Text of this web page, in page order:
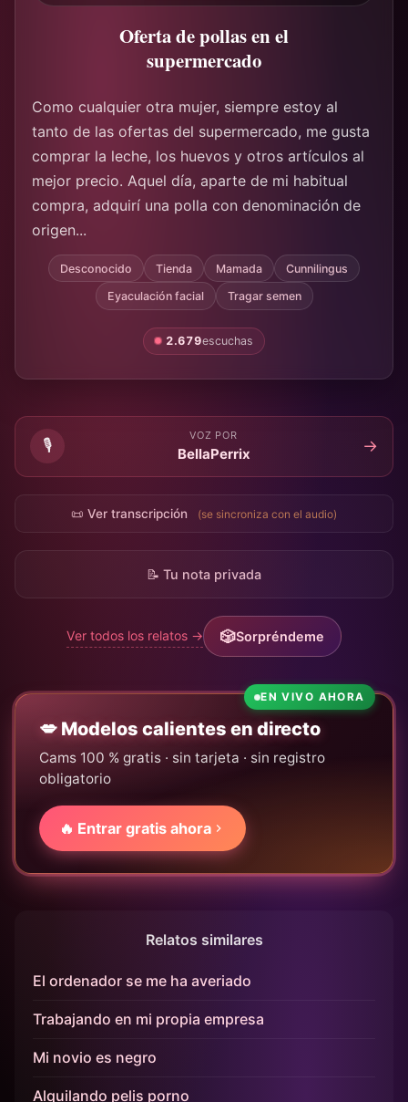
Oferta de pollas en el
supermercado
Como cualquier otra mujer, siempre estoy al
tanto de las ofertas del supermercado, me gusta
comprar la leche, los huevos y otros artículos al
mejor precio. Aquel día, aparte de mi habitual
compra, adquirí una polla con denominación de
origen...
Desconocido Tienda Mamada Cunnilingus
Eyaculación facial Tragar semen
2.679escuchas
🎙️
VOZ POR
BellaPerrix →
📜 Ver transcripción (se sincroniza con el audio)
📝 Tu nota privada
Ver todos los relatos → Sorpréndeme
EN VIVO AHORA
💋 Modelos calientes en directo
Cams 100 % gratis · sin tarjeta · sin registro
obligatorio
🔥 Entrar gratis ahora
Relatos similares
El ordenador se me ha averiado
Trabajando en mi propia empresa
Mi novio es negro
Alquilando pelis porno